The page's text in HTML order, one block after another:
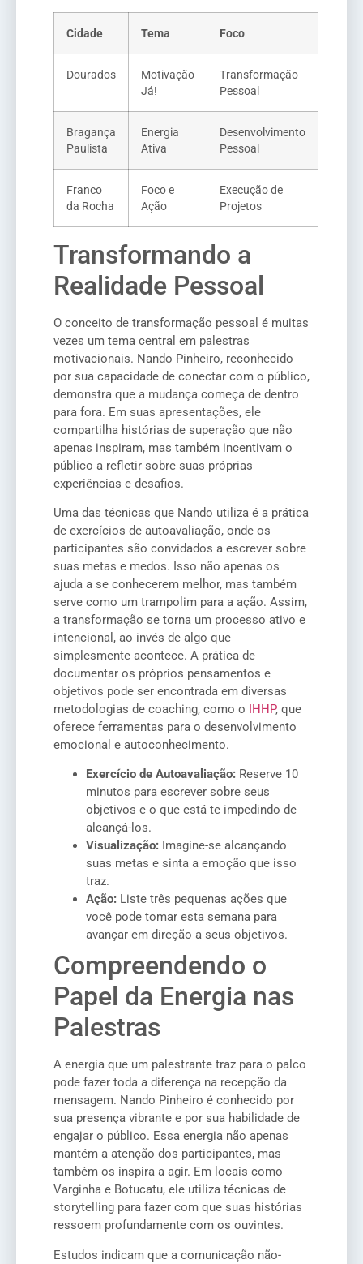
Cidade Tema Foco
Dourados
Motivação
Já!
Transformação
Pessoal
Bragança
Paulista
Energia
Ativa
Desenvolvimento
Pessoal
Franco
da Rocha
Foco e
Ação
Execução de
Projetos
Transformando a
Realidade Pessoal
O conceito de transformação pessoal é muitas
vezes um tema central em palestras
motivacionais. Nando Pinheiro, reconhecido
por sua capacidade de conectar com o público,
demonstra que a mudança começa de dentro
para fora. Em suas apresentações, ele
compartilha histórias de superação que não
apenas inspiram, mas também incentivam o
público a refletir sobre suas próprias
experiências e desafios.
Uma das técnicas que Nando utiliza é a prática
de exercícios de autoavaliação, onde os
participantes são convidados a escrever sobre
suas metas e medos. Isso não apenas os
ajuda a se conhecerem melhor, mas também
serve como um trampolim para a ação. Assim,
a transformação se torna um processo ativo e
intencional, ao invés de algo que
simplesmente acontece. A prática de
documentar os próprios pensamentos e
objetivos pode ser encontrada em diversas
metodologias de coaching, como o IHHP, que
oferece ferramentas para o desenvolvimento
emocional e autoconhecimento.
Exercício de Autoavaliação: Reserve 10
minutos para escrever sobre seus
objetivos e o que está te impedindo de
alcançá-los.
Visualização: Imagine-se alcançando
suas metas e sinta a emoção que isso
traz.
Ação: Liste três pequenas ações que
você pode tomar esta semana para
avançar em direção a seus objetivos.
Compreendendo o
Papel da Energia nas
Palestras
A energia que um palestrante traz para o palco
pode fazer toda a diferença na recepção da
mensagem. Nando Pinheiro é conhecido por
sua presença vibrante e por sua habilidade de
engajar o público. Essa energia não apenas
mantém a atenção dos participantes, mas
também os inspira a agir. Em locais como
Varginha e Botucatu, ele utiliza técnicas de
storytelling para fazer com que suas histórias
ressoem profundamente com os ouvintes.
Estudos indicam que a comunicação não-